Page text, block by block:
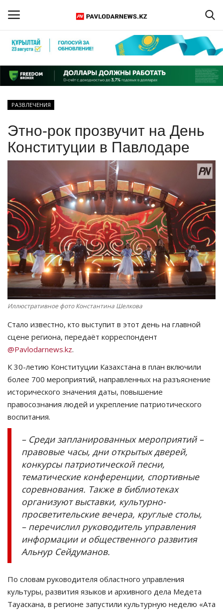
Регистрация
Главная
ПАВЛОДАРСКАЯ ОБЛАСТЬ
СПЕЦПРОЕКТЫ
СПОРТ
Чек-лист
РАЗВЛЕЧЕНИЯ
Курултай
Язык
РАЗВЛЕЧЕНИЯ
Этно-рок прозвучит на День
Конституции в Павлодаре
Иллюстративное фото Константина Шелкова
Стало известно, кто выступит в этот день на главной
сцене региона, передаёт корреспондент
@Pavlodarnews.kz.
К 30-летию Конституции Казахстана в план включили
более 700 мероприятий, направленных на разъяснение
исторического значения даты, повышение
правосознания людей и укрепление патриотического
воспитания.
– Среди запланированных мероприятий –
правовые часы, дни открытых дверей,
конкурсы патриотической песни,
тематические конференции, спортивные
соревнования. Также в библиотеках
организуют выставки, культурно-
просветительские вечера, круглые столы,
– перечислил руководитель управления
информации и общественного развития
Альнур Сейдуманов.
По словам руководителя областного управления
культуры, развития языков и архивного дела Медета
Тауаскана, в регионе запустили культурную неделю «Ата